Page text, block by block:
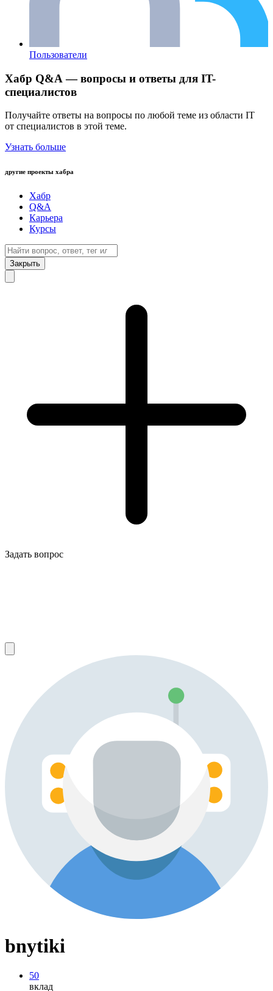
Пользователи
Хабр Q&A — вопросы и ответы для IT-
специалистов
Получайте ответы на вопросы по любой теме из области IT
от специалистов в этой теме.
Узнать больше
другие проекты хабра
Хабр
Q&A
Карьера
Курсы
Закрыть
Задать вопрос
bnytiki
50
вклад